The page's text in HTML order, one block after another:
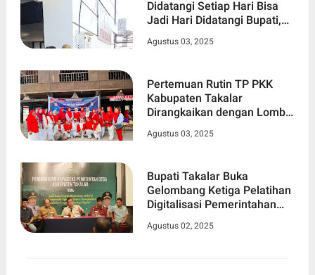
Didatangi Setiap Hari Bisa
Jadi Hari Didatangi Bupati,
Agustus 03, 2025
Pertemuan Rutin TP PKK
Kabupaten Takalar
Dirangkaikan dengan Lomba
HUT RI ke-80
Agustus 03, 2025
Bupati Takalar Buka
Gelombang Ketiga Pelatihan
Digitalisasi Pemerintahan
Agustus 02, 2025